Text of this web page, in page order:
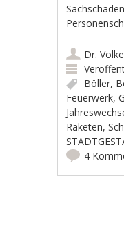
Dr.
Böller,
Feuerwerk,
Raketen,
4